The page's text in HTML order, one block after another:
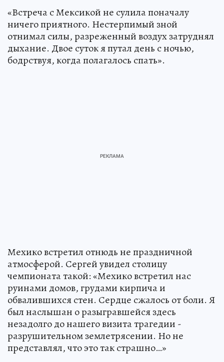
«Встреча с Мексикой не сулила поначалу
ничего приятного. Нестерпимый зной
отнимал силы, разреженный воздух затруднял
дыхание. Двое суток я путал день с ночью,
бодрствуя, когда полагалось спать».
Мехико встретил отнюдь не праздничной
атмосферой. Сергей увидел столицу
чемпионата такой: «Мехико встретил нас
руинами домов, грудами кирпича и
обвалившихся стен. Сердце сжалось от боли. Я
был наслышан о разыгравшейся здесь
незадолго до нашего визита трагедии -
разрушительном землетрясении. Но не
представлял, что это так страшно…»